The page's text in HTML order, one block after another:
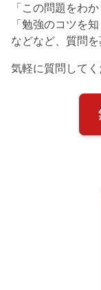
「この問題をわ
「勉強のコツを知
などなど、質問を
気軽に質問して